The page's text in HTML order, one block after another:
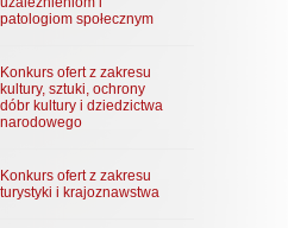
patologiom społecznym
Konkurs ofert z zakresu
kultury, sztuki, ochrony
dóbr kultury i dziedzictwa
narodowego
Konkurs ofert z zakresu
turystyki i krajoznawstwa